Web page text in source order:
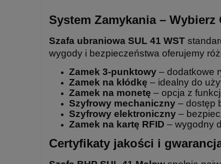
System Zamykania –
Szafa ubraniowa SUL 41 WST
wygody i bezpieczeństwa oferujemy
Zamek 3-punktowy – dodatkowe
Zamek na kłódkę – idealny do
Zamek na monetę – opcja z
Szyfrowy mechaniczny – dostęp
Szyfrowy elektroniczny –
Zamek na kartę RFID – wygodny
Certyfikaty jakości i